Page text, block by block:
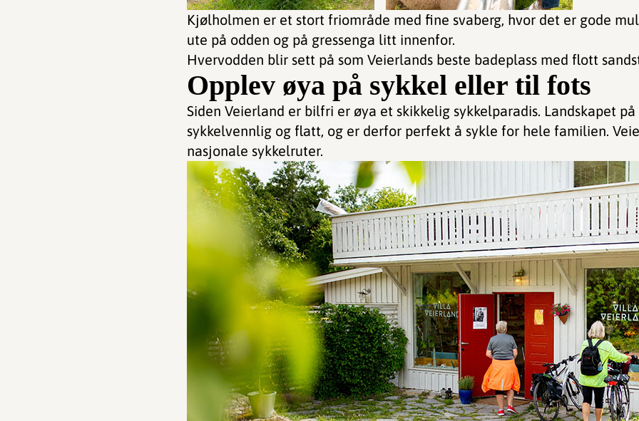
Kjølholmen er et stort friområde med fine svaberg, hvor det er gode
ute på odden og på gressenga litt innenfor.
Hvervodden blir sett på som Veierlands beste badeplass med flott
Opplev øya på sykkel eller til fots
Siden Veierland er bilfri er øya et skikkelig sykkelparadis. Landskapet
sykkelvennlig og flatt, og er derfor perfekt å sykle for hele familien.
nasjonale sykkelruter.